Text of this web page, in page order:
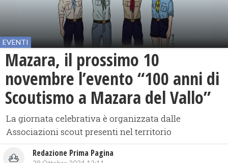
EVENTI
​Mazara, il prossimo 10
novembre l’evento “100 anni di
Scoutismo a Mazara del Vallo”
La giornata celebrativa è organizzata dalle
Associazioni scout presenti nel territorio
Redazione Prima Pagina